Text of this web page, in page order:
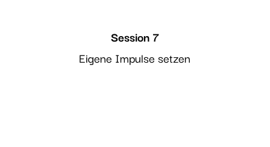
Session 7
Eigene Impulse setzen